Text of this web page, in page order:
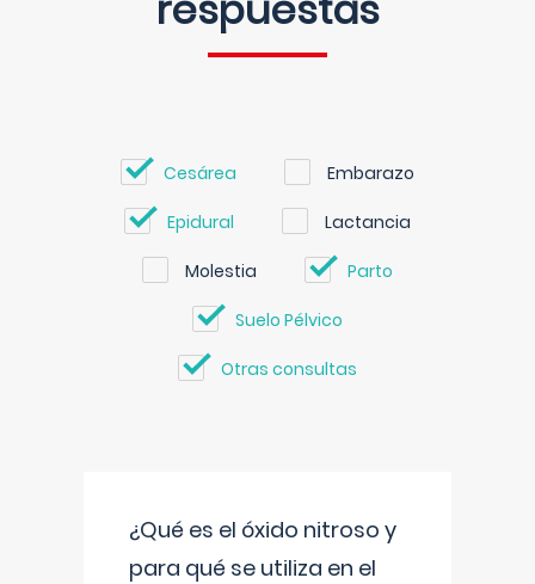
Cesárea Embarazo
Epidural Lactancia
Molestia Parto
Suelo Pélvico
Otras consultas
¿Qué es el óxido nitroso y
para qué se utiliza en el